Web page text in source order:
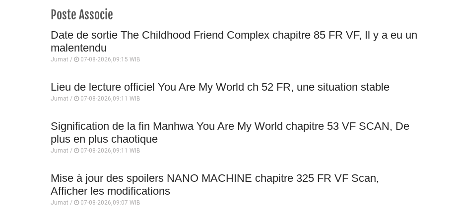
Poste Associe
Date de sortie The Childhood Friend Complex chapitre 85 FR VF, Il y a eu un
malentendu
Jumat / 07-08-2026,09:15 WIB
Lieu de lecture officiel You Are My World ch 52 FR, une situation stable
Jumat / 07-08-2026,09:11 WIB
Signification de la fin Manhwa You Are My World chapitre 53 VF SCAN, De
plus en plus chaotique
Jumat / 07-08-2026,09:11 WIB
Mise à jour des spoilers NANO MACHINE chapitre 325 FR VF Scan,
Afficher les modifications
Jumat / 07-08-2026,09:07 WIB